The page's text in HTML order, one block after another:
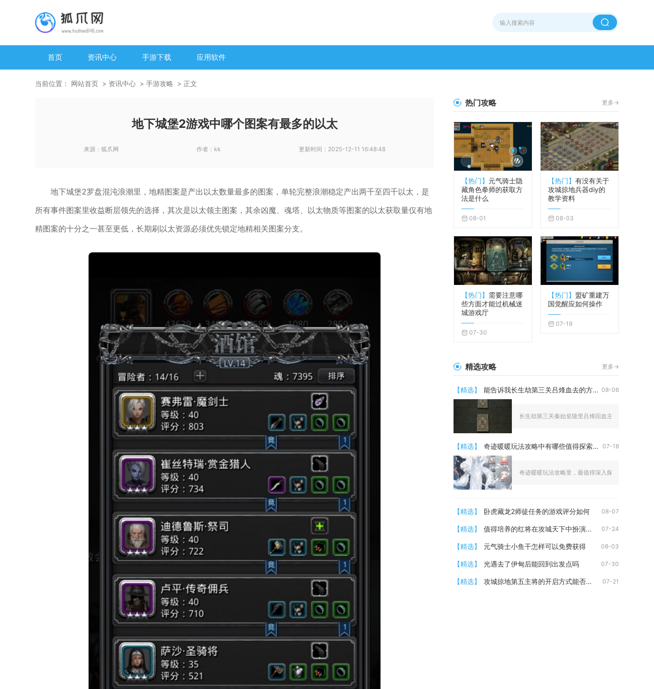
首页 资讯中心 手游下载 应用软件
当前位置： 网站首页 资讯中心 手游攻略 正文
地下城堡2游戏中哪个图案有最多的以太
来源： 狐爪网 作者： kk 更新时间： 2025-12-11 16:48:48
地下城堡2罗盘混沌浪潮里，地精图案是产出以太数量最多的图案，单轮完整浪潮稳定产出两千至四千以太，是
所有事件图案里收益断层领先的选择，其次是以太领主图案，其余凶魔、魂塔、以太物质等图案的以太获取量仅有地
精图案的十分之一甚至更低，长期刷以太资源必须优先锁定地精相关图案分支。
热门攻略 更多->
【热门】 元气骑士隐
藏角色拳师的获取方
法是什么
08-01
【热门】 有没有关于
攻城掠地兵器diy的
教学资料
08-03
【热门】 需要注意哪
些方面才能过机械迷
城游戏厅
07-30
【热门】 盟矿重建万
国觉醒应如何操作
07-19
精选攻略 更多->
【精选】 能告诉我长生劫第三关吕烽血去的方式吗 08-06
长生劫第三关秦始皇陵里吕烽回血主要分为战斗内
【精选】 奇迹暖暖玩法攻略中有哪些值得探索的地方 07-18
奇迹暖暖玩法攻略里，最值得深入探索的地方集中
【精选】 卧虎藏龙2师徒任务的游戏评分如何 08-07
【精选】 值得培养的红将在攻城天下中扮演什么角色 07-24
【精选】 元气骑士小鱼干怎样可以免费获得 08-03
【精选】 光遇去了伊甸后能回到出发点吗 07-30
【精选】 攻城掠地第五主将的开启方式能否介绍一下 07-21